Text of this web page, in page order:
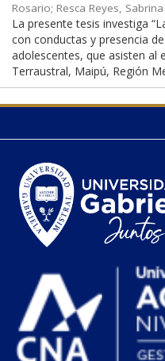
Rosario; Resca Reyes,
La presente tesis investiga
con conductas y presencia
adolescentes, que asisten al
Terraustral, Maipú, Región